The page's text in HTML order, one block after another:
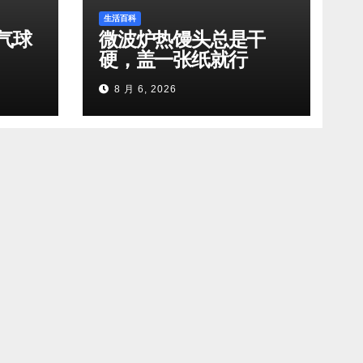
球
生活百科
微波炉热馒头总是干
硬，盖一张纸就行
8 月 6, 2026